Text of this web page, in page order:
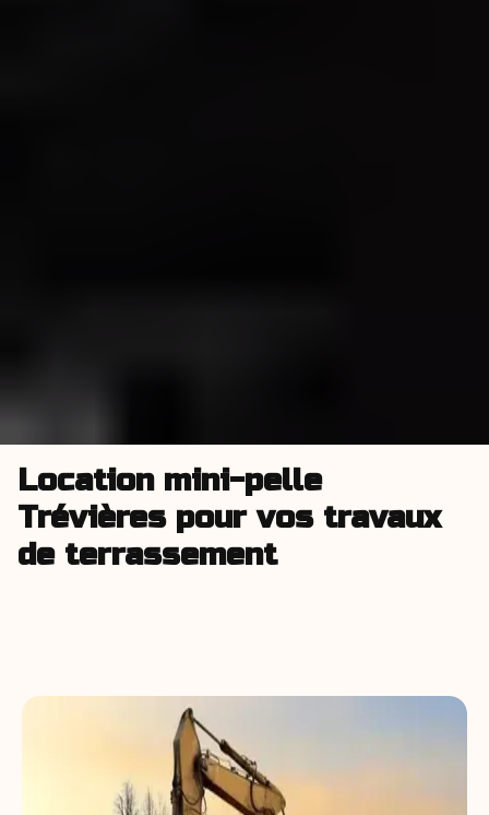
Location mini-pelle
Trévières pour vos travaux
de terrassement